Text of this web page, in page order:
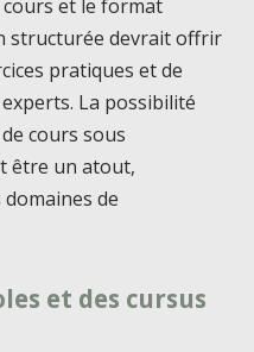
cours et le format
structurée devrait offrir
pratiques et de
La possibilité
cours sous
être un atout,
de
et des cursus